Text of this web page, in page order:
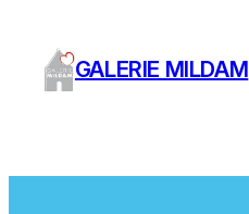
GALERIE MILDAM